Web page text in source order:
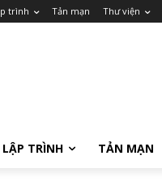
trình Tản mạn Thư viện
LẬP TRÌNH TẢN MẠN